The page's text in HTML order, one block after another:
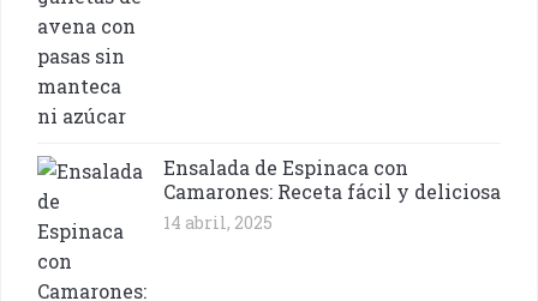
Ensalada de Espinaca con
Camarones: Receta fácil y deliciosa
14 abril, 2025